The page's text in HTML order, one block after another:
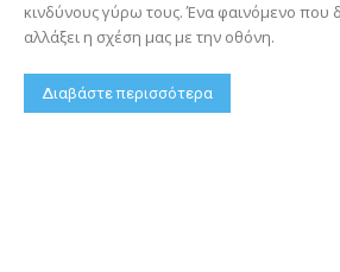
κινδύνους γύρω τους. Ένα φαινόμενο που
αλλάξει η σχέση μας με την οθόνη.
Διαβάστε περισσότερα